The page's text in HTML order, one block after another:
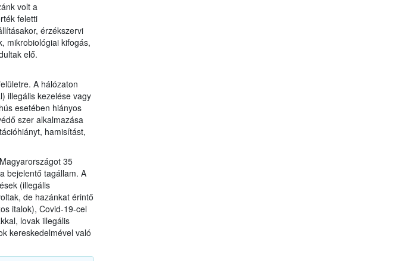
volt a
feletti
érzékszervi
mikrobiológiai kifogás,
elő.
A hálózaton
illegális kezelése vagy
esetében hiányos
szer alkalmazása
hamisítást,
35
bejelentő tagállam. A
(illegális
de hazánkat érintő
italok), Covid-19-cel
lovak illegális
kereskedelmével való